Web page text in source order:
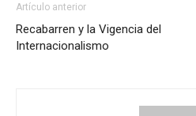
Artículo anterior
Recabarren y la Vigencia del
Internacionalismo